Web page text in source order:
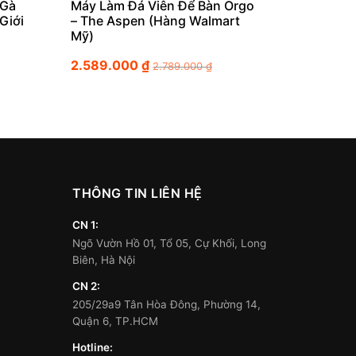
Máy Làm Đá Viên Để Bàn Orgo
– The Aspen (Hàng Walmart
Mỹ)
2.589.000₫ 2.789.000₫
THÔNG TIN LIÊN HỆ
CN 1:
Ngõ Vườn Hồ 01, Tổ 05, Cự Khối, Long
Biên, Hà Nội
CN 2:
205/29a9 Tân Hòa Đông, Phường 14,
Quận 6, TP.HCM
Hotline: